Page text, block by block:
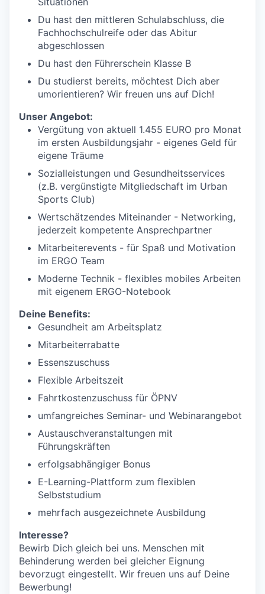
Du hast den mittleren Schulabschluss, die
Fachhochschulreife oder das Abitur
abgeschlossen
Du hast den Führerschein Klasse B
Du studierst bereits, möchtest Dich aber
umorientieren? Wir freuen uns auf Dich!
Unser Angebot:
Vergütung von aktuell 1.455 EURO pro Monat
im ersten Ausbildungsjahr - eigenes Geld für
eigene Träume
Sozialleistungen und Gesundheitsservices
(z.B. vergünstigte Mitgliedschaft im Urban
Sports Club)
Wertschätzendes Miteinander - Networking,
jederzeit kompetente Ansprechpartner
Mitarbeiterevents - für Spaß und Motivation
im ERGO Team
Moderne Technik - flexibles mobiles Arbeiten
mit eigenem ERGO-Notebook
Deine Benefits:
Gesundheit am Arbeitsplatz
Mitarbeiterrabatte
Essenszuschuss
Flexible Arbeitszeit
Fahrtkostenzuschuss für ÖPNV
umfangreiches Seminar- und Webinarangebot
Austauschveranstaltungen mit
Führungskräften
erfolgsabhängiger Bonus
E-Learning-Plattform zum flexiblen
Selbststudium
mehrfach ausgezeichnete Ausbildung
Interesse?
Bewirb Dich gleich bei uns. Menschen mit
Behinderung werden bei gleicher Eignung
bevorzugt eingestellt. Wir freuen uns auf Deine
Bewerbung!